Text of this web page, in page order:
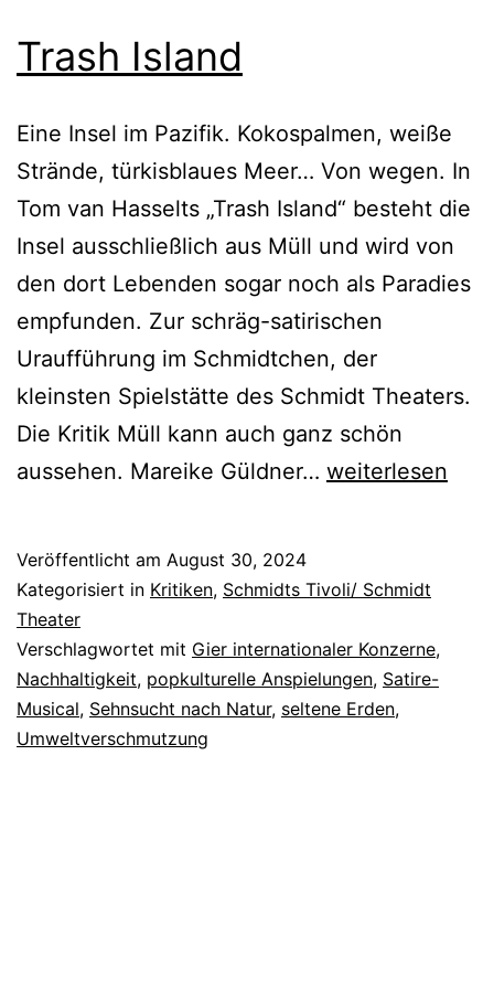
Trash Island
Eine Insel im Pazifik. Kokospalmen, weiße
Strände, türkisblaues Meer… Von wegen. In
Tom van Hasselts „Trash Island“ besteht die
Insel ausschließlich aus Müll und wird von
den dort Lebenden sogar noch als Paradies
empfunden. Zur schräg-satirischen
Uraufführung im Schmidtchen, der
kleinsten Spielstätte des Schmidt Theaters.
Die Kritik Müll kann auch ganz schön
aussehen. Mareike Güldner… Trash
weiterlesen
Veröffentlicht am August 30, 2024
Kategorisiert in Kritiken, Schmidts Tivoli/ Schmidt
Theater
Verschlagwortet mit Gier internationaler Konzerne,
Nachhaltigkeit, popkulturelle Anspielungen, Satire-
Musical, Sehnsucht nach Natur, seltene Erden,
Umweltverschmutzung